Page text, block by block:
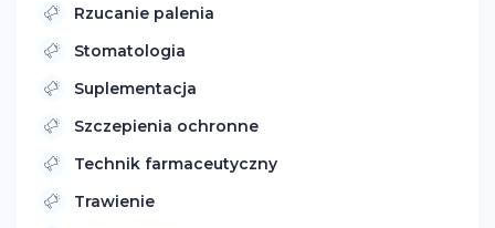
Rzucanie palenia
Stomatologia
Suplementacja
Szczepienia ochronne
Technik farmaceutyczny
Trawienie